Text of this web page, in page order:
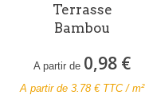
Terrasse
Bambou
A partir de 0,98 €
A partir de 3.78€ TTC / m²